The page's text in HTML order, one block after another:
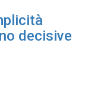
decisive